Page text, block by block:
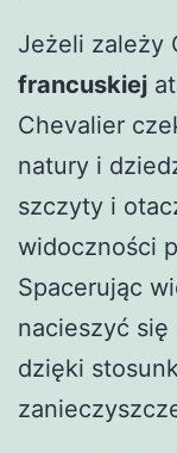
Jeżeli zależy
francuskiej
Chevalier
natury i
szczyty i
widoczności
Spacerując
nacieszyć
dzięki